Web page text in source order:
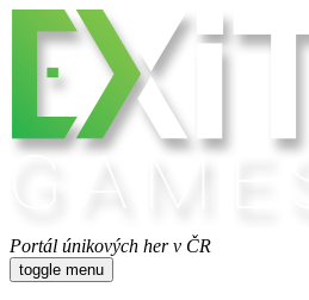
Portál únikových her v ČR
toggle menu